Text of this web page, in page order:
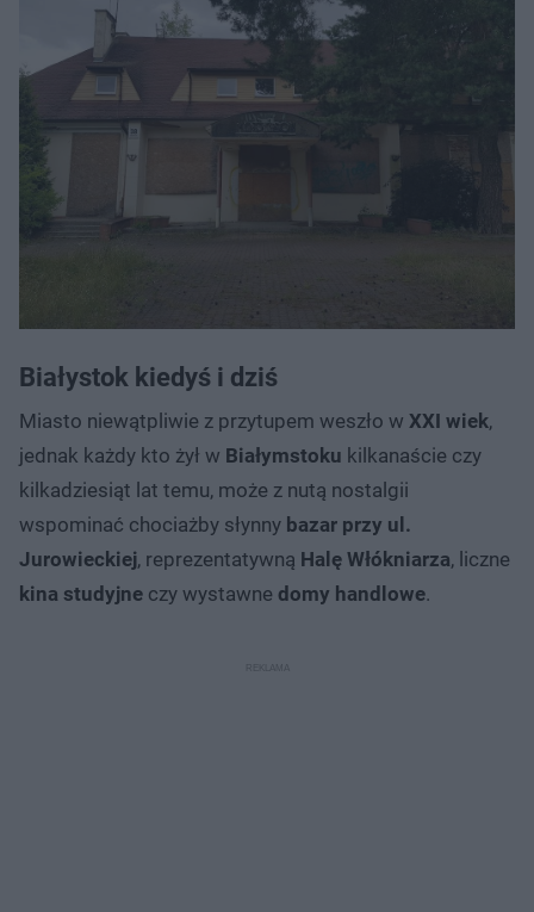
Białystok kiedyś i dziś
Miasto niewątpliwie z przytupem weszło w XXI wiek,
jednak każdy kto żył w Białymstoku kilkanaście czy
kilkadziesiąt lat temu, może z nutą nostalgii
wspominać chociażby słynny bazar przy ul.
Jurowieckiej, reprezentatywną Halę Włókniarza, liczne
kina studyjne czy wystawne domy handlowe.